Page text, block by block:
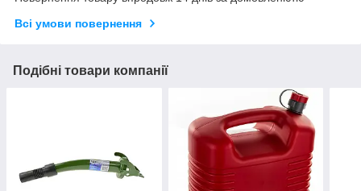
Всі умови повернення
Подібні товари компанії